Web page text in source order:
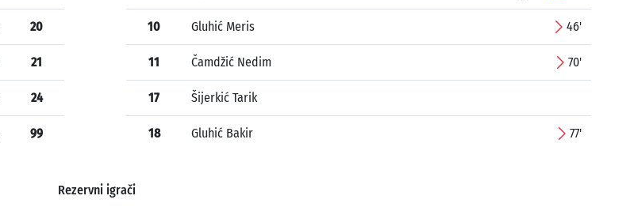
20
21
24
99
10 Gluhić Meris 46'
11 Čamdžić Nedim 70'
17 Šijerkić Tarik
18 Gluhić Bakir 77'
Rezervni igrači